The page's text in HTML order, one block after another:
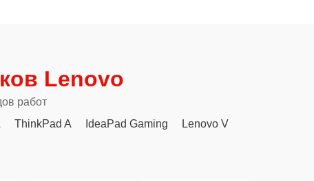
Lenovo
работ
ThinkPad A IdeaPad Gaming
Lenovo V